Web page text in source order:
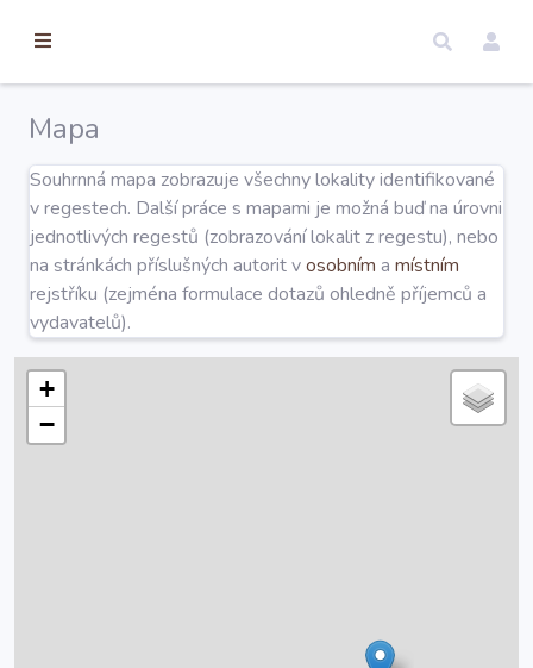
Úvod
Edice
Regesty
Hledat
Mapa
Souhrnná mapa zobrazuje všechny lokality identifikované
v regestech. Další práce s mapami je možná buď na úrovni
jednotlivých regestů (zobrazování lokalit z regestu), nebo
na stránkách příslušných autorit vosobním a místním
rejstříku (zejména formulace dotazů ohledně příjemců a
vydavatelů).
+
−